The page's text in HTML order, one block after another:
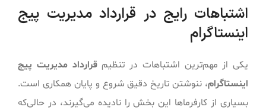
اشتباهات رایج در قرارداد مدیریت پیج
اینستاگرام
یکی از مهم‌ترین اشتباهات در تنظیمقرارداد مدیریت پیج
اینستاگرام، ننوشتن تاریخ دقیق شروع و پایان همکاری است.
بسیاری از کارفرماها این بخش را نادیده می‌گیرند، در حالی‌که